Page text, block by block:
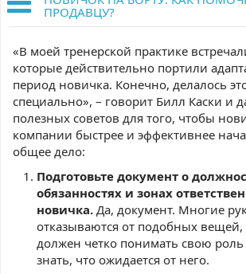
ПРОДАВЦУ?
«В моей тренерской практике
которые действительно портили
период новичка. Конечно, делалось
специально», – говорит Билл Каски и
полезных советов для того, чтобы
компании быстрее и эффективнее
общее дело:
Подготовьте документ о
обязанностях и зонах
новичка. Да, документ. Многие
отказываются от подобных вещей,
должен четко понимать свою
знать, что ожидается от него.